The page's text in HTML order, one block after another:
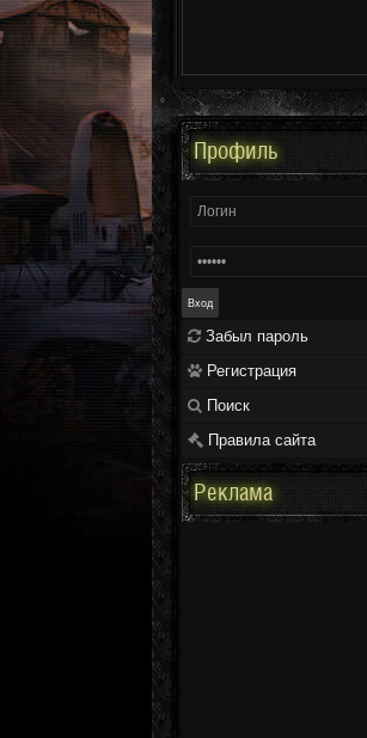
Профиль
Забыл пароль
Регистрация
Поиск
Правила сайта
Реклама